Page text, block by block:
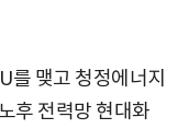
를 맺고 청정에너지
후 전력망 현대화